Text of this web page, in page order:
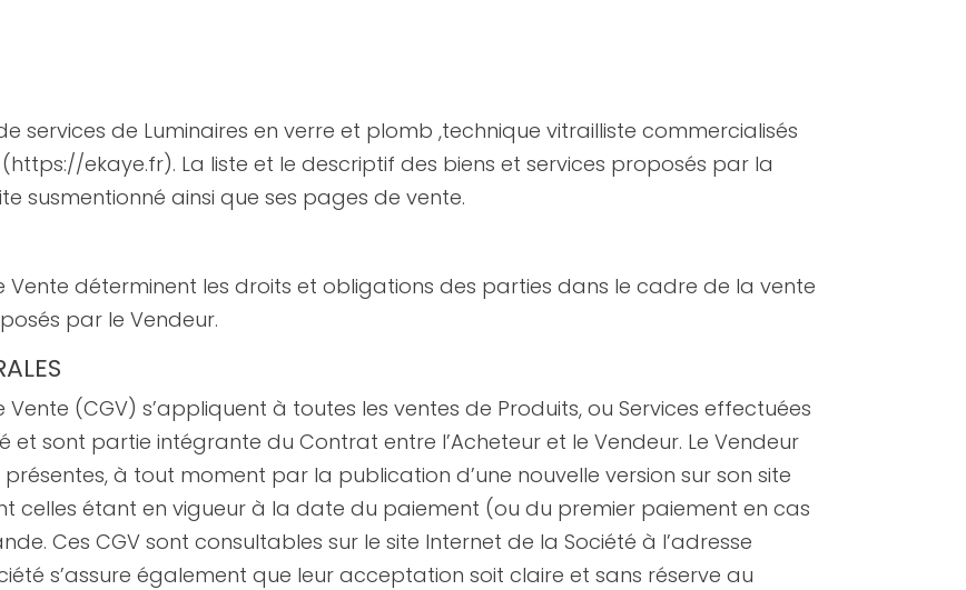
services de Luminaires en verre et plomb ,technique vitrailliste commercialisés
ekaye.fr). La liste et le descriptif des biens et services proposés par la
susmentionné ainsi que ses pages de vente.
Vente déterminent les droits et obligations des parties dans le cadre de la vente
par le Vendeur.
(CGV) s’appliquent à toutes les ventes de Produits, ou Services effectuées
et sont partie intégrante du Contrat entre l’Acheteur et le Vendeur. Le Vendeur
à tout moment par la publication d’une nouvelle version sur son site
celles étant en vigueur à la date du paiement (ou du premier paiement en cas
Ces CGV sont consultables sur le site Internet de la Société à l’adresse
s’assure également que leur acceptation soit claire et sans réserve au